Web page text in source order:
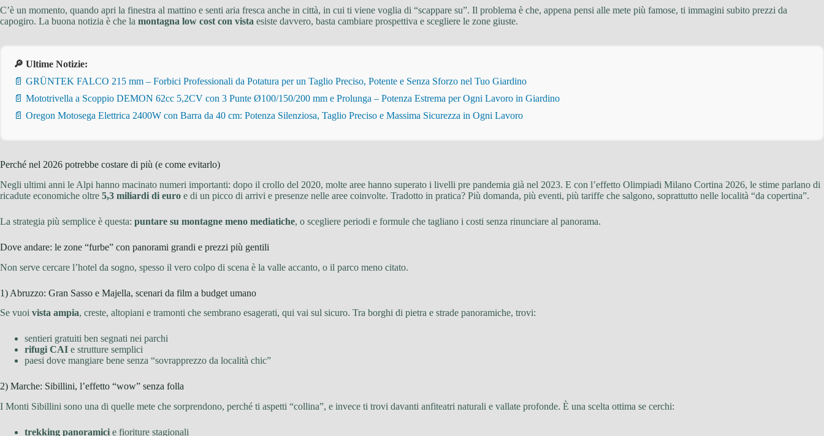
C’è un momento, quando apri la finestra al mattino e senti aria fresca anche in città, in cui ti viene voglia di “scappare su”. Il problema è che, appena pensi alle mete più famose, ti immagini subito prezzi da
capogiro. La buona notizia è che la montagna low cost con vista esiste davvero, basta cambiare prospettiva e scegliere le zone giuste.
🔎 Ultime Notizie:
📄 GRÜNTEK FALCO 215 mm – Forbici Professionali da Potatura per un Taglio Preciso, Potente e Senza Sforzo nel Tuo Giardino
📄 Mototrivella a Scoppio DEMON 62cc 5,2CV con 3 Punte Ø100/150/200 mm e Prolunga – Potenza Estrema per Ogni Lavoro in Giardino
📄 Oregon Motosega Elettrica 2400W con Barra da 40 cm: Potenza Silenziosa, Taglio Preciso e Massima Sicurezza in Ogni Lavoro
Perché nel 2026 potrebbe costare di più (e come evitarlo)
Negli ultimi anni le Alpi hanno macinato numeri importanti: dopo il crollo del 2020, molte aree hanno superato i livelli pre pandemia già nel 2023. E con l’effetto Olimpiadi Milano Cortina 2026, le stime parlano di
ricadute economiche oltre 5,3 miliardi di euro e di un picco di arrivi e presenze nelle aree coinvolte. Tradotto in pratica? Più domanda, più eventi, più tariffe che salgono, soprattutto nelle località “da copertina”.
La strategia più semplice è questa: puntare su montagne meno mediatiche, o scegliere periodi e formule che tagliano i costi senza rinunciare al panorama.
Dove andare: le zone “furbe” con panorami grandi e prezzi più gentili
Non serve cercare l’hotel da sogno, spesso il vero colpo di scena è la valle accanto, o il parco meno citato.
1) Abruzzo: Gran Sasso e Majella, scenari da film a budget umano
Se vuoi vista ampia, creste, altopiani e tramonti che sembrano esagerati, qui vai sul sicuro. Tra borghi di pietra e strade panoramiche, trovi:
sentieri gratuiti ben segnati nei parchi
rifugi CAI e strutture semplici
paesi dove mangiare bene senza “sovrapprezzo da località chic”
2) Marche: Sibillini, l’effetto “wow” senza folla
I Monti Sibillini sono una di quelle mete che sorprendono, perché ti aspetti “collina”, e invece ti trovi davanti anfiteatri naturali e vallate profonde. È una scelta ottima se cerchi:
trekking panoramici e fioriture stagionali